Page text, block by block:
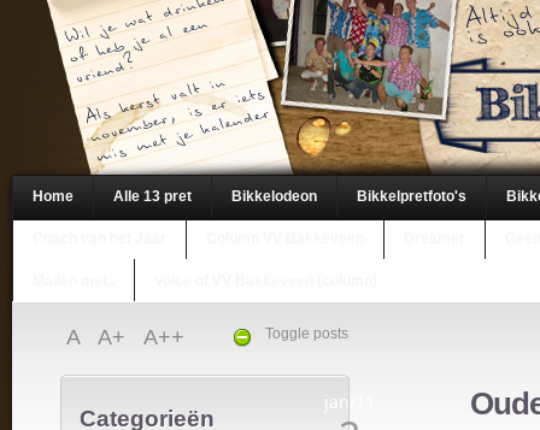
Home Alle 13 pret Bikkelodeon Bikkelpretfoto's
Toggle posts
A A+ A++
Categorieën
jan/11